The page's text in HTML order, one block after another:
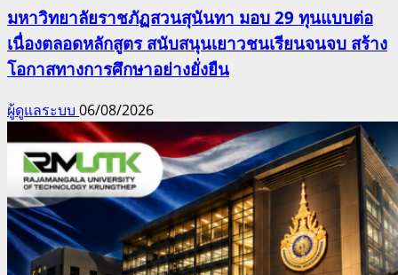
มหาวิทยาลัยราชภัฏสวนสุนันทา มอบ 29 ทุนแบบต่อ
เนื่องตลอดหลักสูตร สนับสนุนเยาวชนเรียนจนจบ สร้าง
โอกาสทางการศึกษาอย่างยั่งยืน
ผู้ดูแลระบบ 06/08/2026